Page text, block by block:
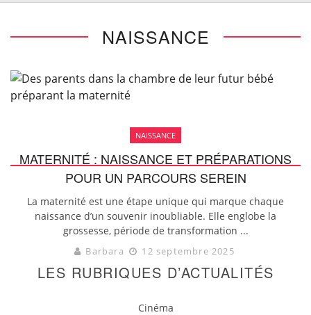
NAISSANCE
NAISSANCE
MATERNITÉ : NAISSANCE ET PRÉPARATIONS
POUR UN PARCOURS SEREIN
La maternité est une étape unique qui marque chaque
naissance d’un souvenir inoubliable. Elle englobe la
grossesse, période de transformation ...
Barbara 12 septembre 2025
LES RUBRIQUES D’ACTUALITÉS
Cinéma